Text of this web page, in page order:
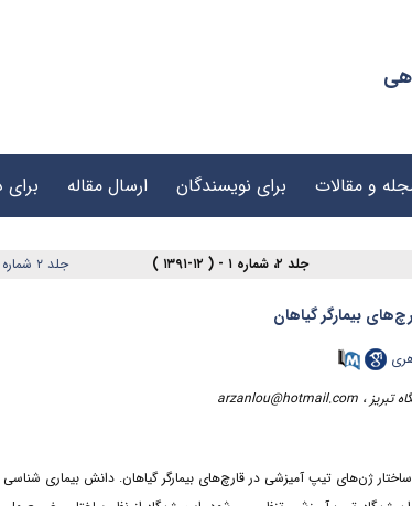
و مقالات برای نویسندگان ارسال مقاله برای
جلد ۲، شماره ۱ - ( ۱۲-۱۳۹۱ ) جلد ۲ شماره ۱ صفحات ۶۳-۵۰
بیمارگر گیاهان
تبریز ، arzanlou@hotmail.com